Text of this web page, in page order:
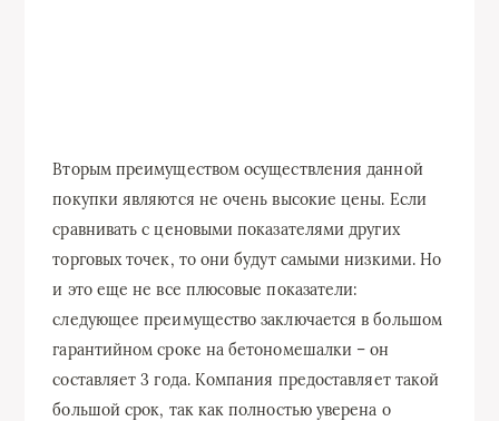
Вторым преимуществом осуществления данной
покупки являются не очень высокие цены. Если
сравнивать с ценовыми показателями других
торговых точек, то они будут самыми низкими. Но
и это еще не все плюсовые показатели:
следующее преимущество заключается в большом
гарантийном сроке на бетономешалки – он
составляет 3 года. Компания предоставляет такой
большой срок, так как полностью уверена о